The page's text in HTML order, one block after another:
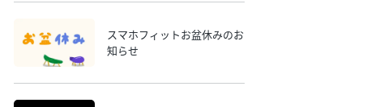
スマホフィットお盆休みのお
知らせ